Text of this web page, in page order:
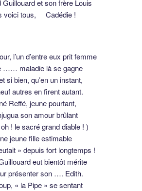
Guillouard et son frère Louis
voici tous, Cadédie !
l’un d’entre eux prit femme
…… maladie là se gagne
si bien, qu’en un instant,
autres en firent autant.
Reffé, jeune pourtant,
son amour brûlant
! le sacré grand diable ! )
jeune fille estimable
» depuis fort longtemps !
eut bientôt mérite
présenter son …. Edith.
« la Pipe » se sentant